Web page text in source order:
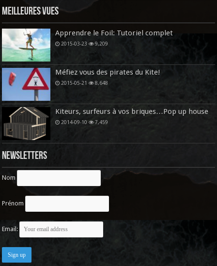
Meilleures vues
Apprendre le Foil: Tutoriel complet
2015-03-23 9,209
Méfiez vous des pirates du Kite!
2015-05-21 8,648
Kiteurs, surfeurs à vos briques…Pop up house
2014-09-10 7,459
Newsletters
Nom
Prénom
Email: